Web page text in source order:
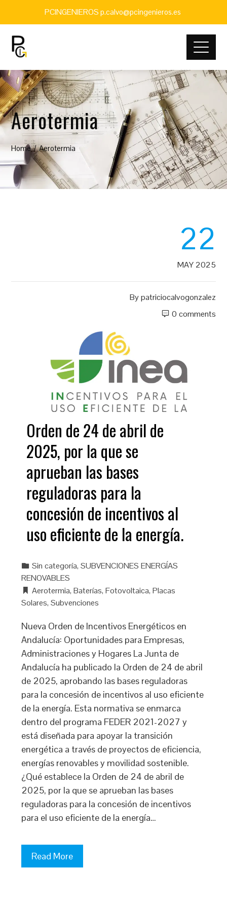
PCINGENIEROS p.calvo@pcingenieros.es
Aerotermia
Home Aerotermia
22
MAY 2025
Bypatriciocalvogonzalez
0 comments
Orden de 24 de abril de
2025, por la que se
aprueban las bases
reguladoras para la
concesión de incentivos al
uso eficiente de la energía.
Sin categoría,SUBVENCIONES ENERGÍAS
RENOVABLES
Aerotermia,Baterías,Fotovoltaica,Placas
Solares,Subvenciones
Nueva Orden de Incentivos Energéticos en
Andalucía: Oportunidades para Empresas,
Administraciones y Hogares La Junta de
Andalucía ha publicado la Orden de 24 de abril
de 2025, aprobando las bases reguladoras
para la concesión de incentivos al uso eficiente
de la energía. Esta normativa se enmarca
dentro del programa FEDER 2021-2027 y
está diseñada para apoyar la transición
energética a través de proyectos de eficiencia,
energías renovables y movilidad sostenible.
¿Qué establece la Orden de 24 de abril de
2025, por la que se aprueban las bases
reguladoras para la concesión de incentivos
para el uso eficiente de la energía…
Read More